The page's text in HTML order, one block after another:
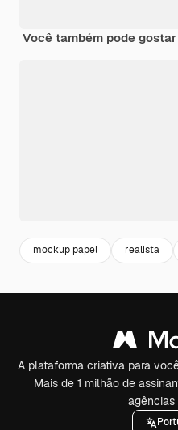
Você também pode
mockup papel realista
A plataforma criativa para
Mais de 1 milhão de
agências